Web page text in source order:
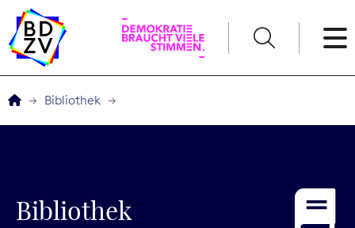
Service
Bibliothek
Bibliothek